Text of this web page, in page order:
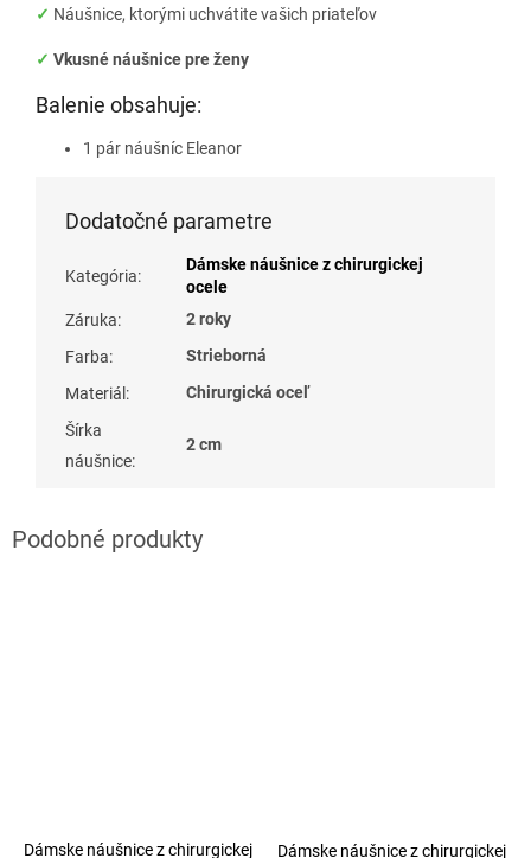
✓ Náušnice, ktorými uchvátite vašich priateľov
✓ Vkusné náušnice pre ženy
Balenie obsahuje:
1 pár náušníc Eleanor
Dodatočné parametre
Kategória:
Dámske náušnice z chirurgickej
ocele
Záruka:
2 roky
Farba:
Strieborná
Materiál :
Chirurgická oceľ
Šírka
náušnice:
2 cm
Dámske náušnice z chirurgickej Dámske náušnice z chirurgickej